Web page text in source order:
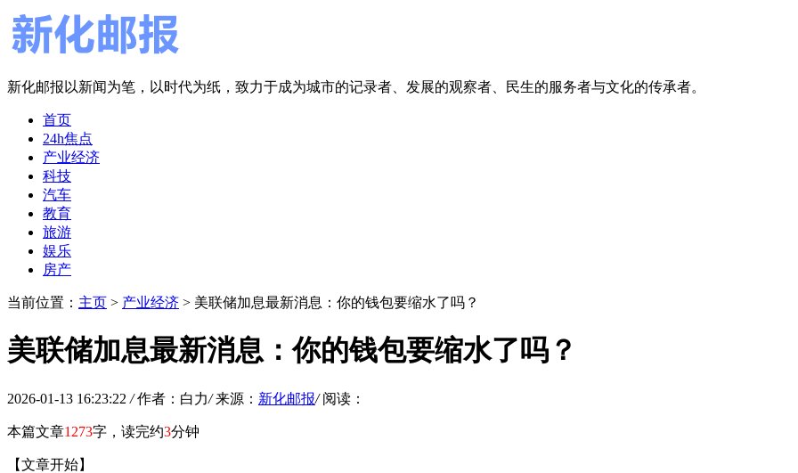
新化邮报以新闻为笔，以时代为纸，致力于成为城市的记录者、发展的观察者、民生的服务者与文化的传承者。
首页
24h焦点
产业经济
科技
汽车
教育
旅游
娱乐
房产
当前位置： 主页 > 产业经济 > 美联储加息最新消息：你的钱包要缩水了吗？
美联储加息最新消息：你的钱包要缩水了吗？
2026-01-13 16:23:22 / 作者：白力/ 来源： 新化邮报/ 阅读：
本篇文章1273字，读完约3分钟
【文章开始】